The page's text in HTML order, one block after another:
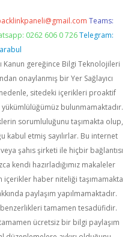
Teams:
0262 606 0 726 Telegram:
Kanun gereğince Bilgi Teknolojileri
onaylanmış bir Yer Sağlayıcı
sitedeki içerikleri proaktif
bulunmamaktadır.
sorumluluğunu taşımakta olup,
kabul etmiş sayılırlar. Bu internet
şahıs şirketi ile hiçbir bağlantısı
kendi hazırladığımız makaleler
içerikler haber niteliği taşımamakta
paylaşım yapılmamaktadır.
tamamen tesadüfidir.
ücretsiz bir bilgi paylaşım